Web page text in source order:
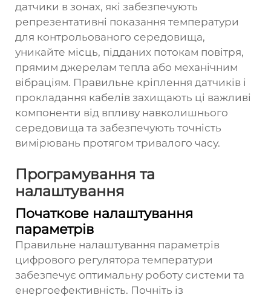
датчики в зонах, які забезпечують
репрезентативні показання температури
для контрольованого середовища,
уникайте місць, підданих потокам повітря,
прямим джерелам тепла або механічним
вібраціям. Правильне кріплення датчиків і
прокладання кабелів захищають ці важливі
компоненти від впливу навколишнього
середовища та забезпечують точність
вимірювань протягом тривалого часу.
Програмування та
налаштування
Початкове налаштування
параметрів
Правильне налаштування параметрів
цифрового регулятора температури
забезпечує оптимальну роботу системи та
енергоефективність. Почніть із